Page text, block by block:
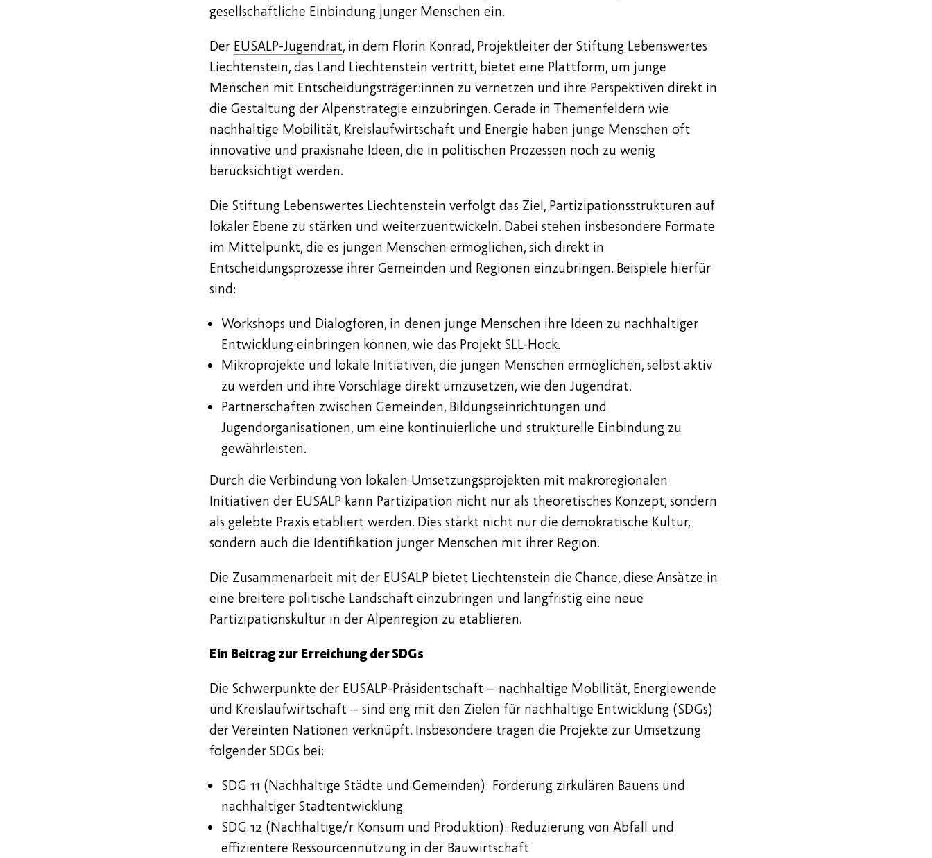
gesellschaftliche Einbindung junger Menschen ein.
Der EUSALP-Jugendrat, in dem Florin Konrad, Projektleiter der Stiftung Lebenswertes
Liechtenstein, das Land Liechtenstein vertritt, bietet eine Plattform, um junge
Menschen mit Entscheidungsträger:innen zu vernetzen und ihre Perspektiven direkt in
die Gestaltung der Alpenstrategie einzubringen. Gerade in Themenfeldern wie
nachhaltige Mobilität, Kreislaufwirtschaft und Energie haben junge Menschen oft
innovative und praxisnahe Ideen, die in politischen Prozessen noch zu wenig
berücksichtigt werden.
Die Stiftung Lebenswertes Liechtenstein verfolgt das Ziel, Partizipationsstrukturen auf
lokaler Ebene zu stärken und weiterzuentwickeln. Dabei stehen insbesondere Formate
im Mittelpunkt, die es jungen Menschen ermöglichen, sich direkt in
Entscheidungsprozesse ihrer Gemeinden und Regionen einzubringen. Beispiele hierfür
sind:
Workshops und Dialogforen, in denen junge Menschen ihre Ideen zu nachhaltiger
Entwicklung einbringen können, wie das Projekt SLL-Hock.
Mikroprojekte und lokale Initiativen, die jungen Menschen ermöglichen, selbst aktiv
zu werden und ihre Vorschläge direkt umzusetzen, wie den Jugendrat.
Partnerschaften zwischen Gemeinden, Bildungseinrichtungen und
Jugendorganisationen, um eine kontinuierliche und strukturelle Einbindung zu
gewährleisten.
Durch die Verbindung von lokalen Umsetzungsprojekten mit makroregionalen
Initiativen der EUSALP kann Partizipation nicht nur als theoretisches Konzept, sondern
als gelebte Praxis etabliert werden. Dies stärkt nicht nur die demokratische Kultur,
sondern auch die Identifikation junger Menschen mit ihrer Region.
Die Zusammenarbeit mit der EUSALP bietet Liechtenstein die Chance, diese Ansätze in
eine breitere politische Landschaft einzubringen und langfristig eine neue
Partizipationskultur in der Alpenregion zu etablieren.
Ein Beitrag zur Erreichung der SDGs
Die Schwerpunkte der EUSALP-Präsidentschaft – nachhaltige Mobilität, Energiewende
und Kreislaufwirtschaft – sind eng mit den Zielen für nachhaltige Entwicklung (SDGs)
der Vereinten Nationen verknüpft. Insbesondere tragen die Projekte zur Umsetzung
folgender SDGs bei:
SDG 11 (Nachhaltige Städte und Gemeinden): Förderung zirkulären Bauens und
nachhaltiger Stadtentwicklung
SDG 12 (Nachhaltige/r Konsum und Produktion): Reduzierung von Abfall und
effizientere Ressourcennutzung in der Bauwirtschaft